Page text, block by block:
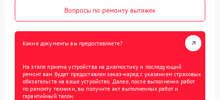
Вопросы по ремонту вытяжек
Какие документы вы предоставляете?
На этапе приема устройства на диагностику и последующий
ремонт вам будет предоставлен заказ-наряд с указанием страховых
обязательств на ваше устройство. Далее, после выполнения работ
по ремонту техники, вы получите акт выполненных работ и
гарантийный талон.